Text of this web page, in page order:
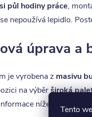
Tento
půl hodiny práce,
nepoužívá lepidlo.
úprava a
je vyrobena z masivu
na výběrširoká
níže.